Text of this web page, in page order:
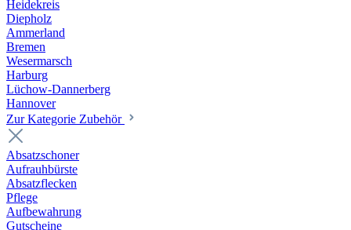
Heidekreis
Diepholz
Ammerland
Bremen
Wesermarsch
Harburg
Lüchow-Dannerberg
Hannover
Zur Kategorie Zubehör
Absatzschoner
Aufrauhbürste
Absatzflecken
Pflege
Aufbewahrung
Gutscheine